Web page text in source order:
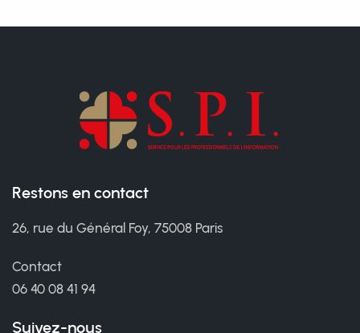
Restons en contact
26, rue du Général Foy, 75008 Paris
Contact
06 40 08 41 94
Suivez-nous